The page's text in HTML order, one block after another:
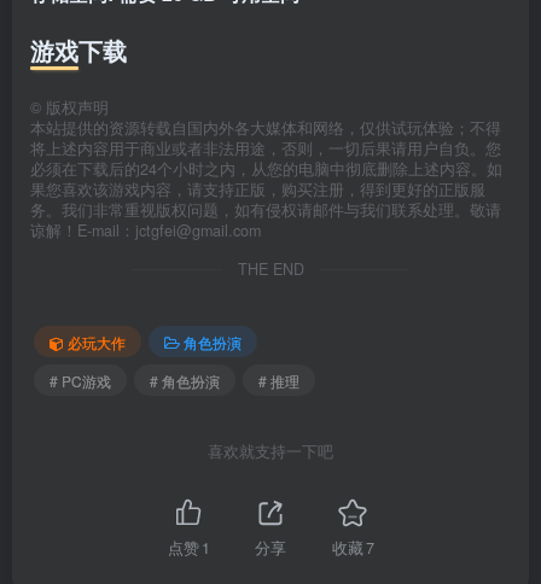
游戏下载
© 版权声明
本站提供的资源转载自国内外各大媒体和网络，仅供试玩体验；不得
将上述内容用于商业或者非法用途，否则，一切后果请用户自负。您
必须在下载后的24个小时之内，从您的电脑中彻底删除上述内容。如
果您喜欢该游戏内容，请支持正版，购买注册，得到更好的正版服
务。我们非常重视版权问题，如有侵权请邮件与我们联系处理。敬请
谅解！E-mail：jctgfei@gmail.com
THE END
必玩大作
角色扮演
# PC游戏
# 角色扮演 # 推理
喜欢就支持一下吧
点赞1 分享 收藏7